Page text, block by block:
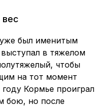
был именитым
в тяжелом
чтобы
на тот момент
Кормье проиграл
бою, но после